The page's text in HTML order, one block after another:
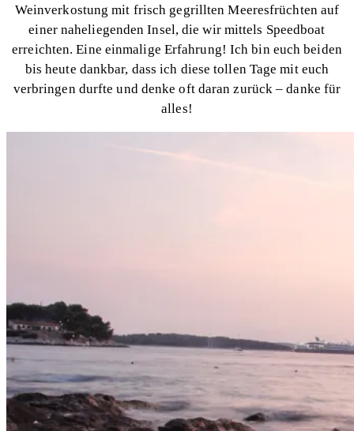
Weinverkostung mit frisch gegrillten Meeresfrüchten auf
einer naheliegenden Insel, die wir mittels Speedboat
erreichten. Eine einmalige Erfahrung! Ich bin euch beiden
bis heute dankbar, dass ich diese tollen Tage mit euch
verbringen durfte und denke oft daran zurück – danke für
alles!